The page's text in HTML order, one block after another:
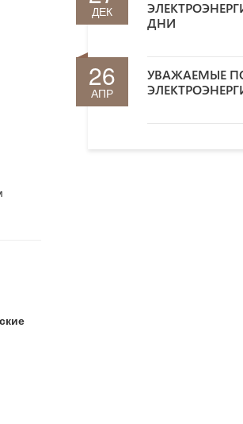
ДЕК
ДНИ
26
АПР
УВАЖАЕМЫЕ